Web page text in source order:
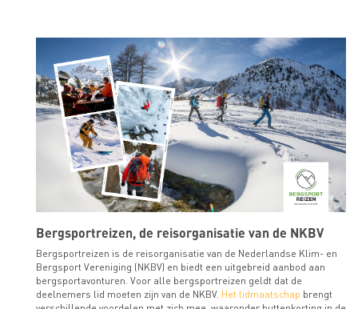
Bergsportreizen, de reisorganisatie van de NKBV
Bergsportreizen is de reisorganisatie van de Nederlandse Klim- en
Bergsport Vereniging (NKBV) en biedt een uitgebreid aanbod aan
bergsportavonturen. Voor alle bergsportreizen geldt dat de
deelnemers lid moeten zijn van de NKBV. Het lidmaatschap brengt